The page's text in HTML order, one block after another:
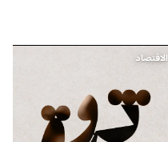
الاقتصاد